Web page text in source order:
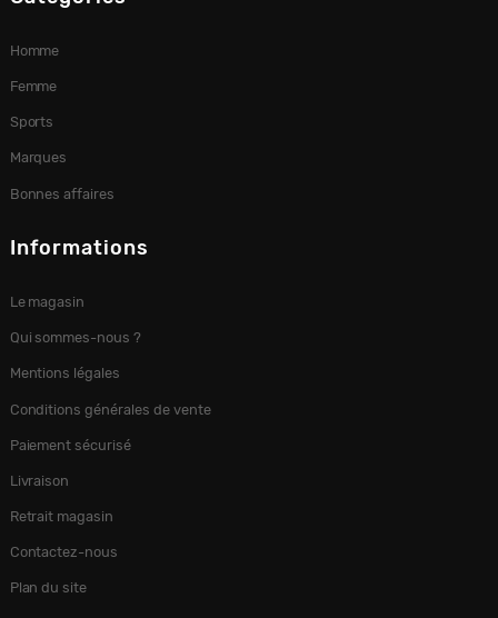
Homme
Femme
Sports
Marques
Bonnes affaires
Informations
Le magasin
Qui sommes-nous ?
Mentions légales
Conditions générales de vente
Paiement sécurisé
Livraison
Retrait magasin
Contactez-nous
Plan du site